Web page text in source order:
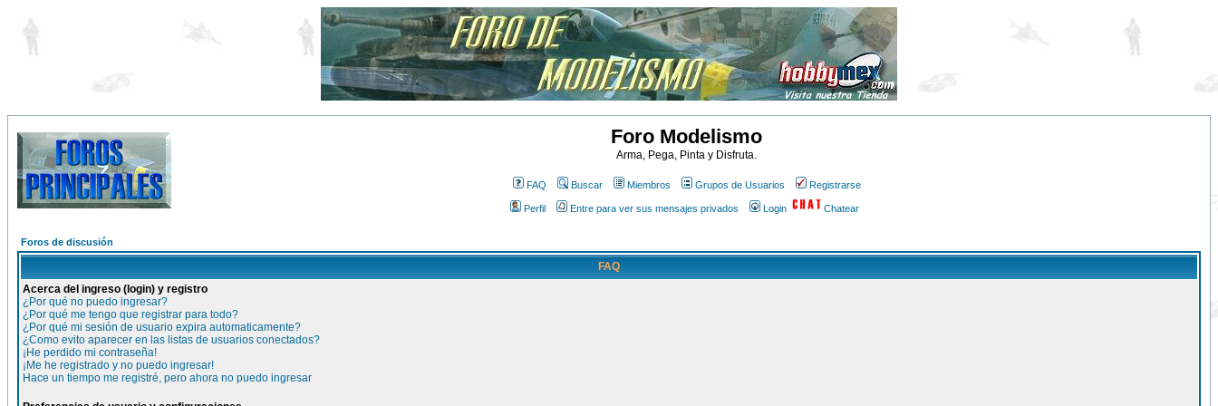
Foro Modelismo
Arma, Pega, Pinta y Disfruta.
FAQ Buscar Miembros Grupos de Usuarios Registrarse
Perfil Entre para ver sus mensajes privados Login Chatear
Foros de discusión
FAQ
Acerca del ingreso (login) y registro
¿Por qué no puedo ingresar?
¿Por qué me tengo que registrar para todo?
¿Por qué mi sesión de usuario expira automaticamente?
¿Como evito aparecer en las listas de usuarios conectados?
¡He perdido mi contraseña!
¡Me he registrado y no puedo ingresar!
Hace un tiempo me registré, pero ahora no puedo ingresar